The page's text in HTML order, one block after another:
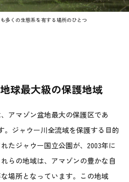
多くの生態系を有する場所のひとつ
球最大級の保護地域
アマゾン盆地最大の保護区であ
。ジャウー川全流域を保護する目的
たジャウー国立公園が、2003年に
らの地域は、アマゾンの豊かな自
場所となっています。この地域